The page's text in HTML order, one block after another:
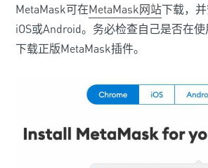
MetaMask可在MetaMask网站下载，并
iOS或Android。务必检查自己是否在
下载正版MetaMask插件。